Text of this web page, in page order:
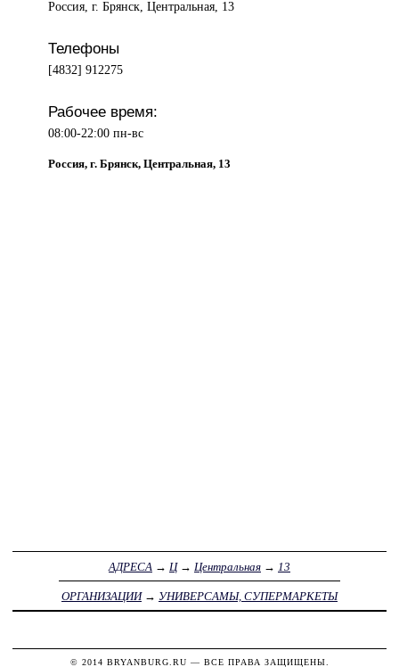
Россия, г. Брянск, Центральная, 13
Телефоны
[4832] 912275
Рабочее время:
08:00-22:00 пн-вс
Россия, г. Брянск, Центральная, 13
АДРЕСА → Ц→ Центральная → 13
ОРГАНИЗАЦИИ→ УНИВЕРСАМЫ, СУПЕРМАРКЕТЫ
© 2014 BRYANBURG.RU — ВСЕ ПРАВА ЗАЩИЩЕНЫ.